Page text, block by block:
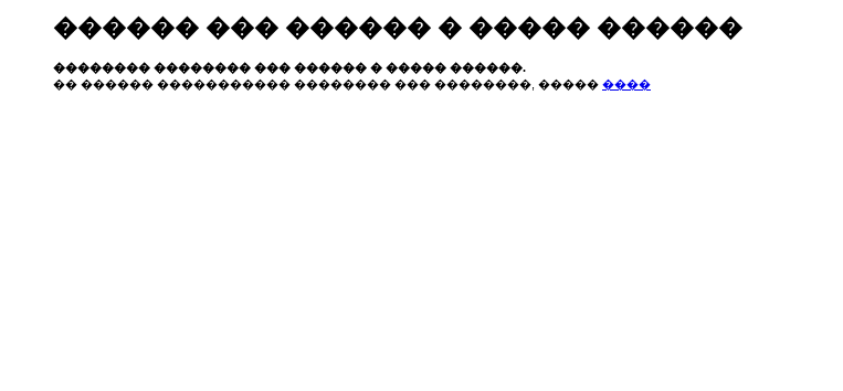
������ ��� ������ � ����� ������
�������� �������� ��� ������ � ����� ������.
�� ������ ����������� �������� ��� ��������, ����� ����